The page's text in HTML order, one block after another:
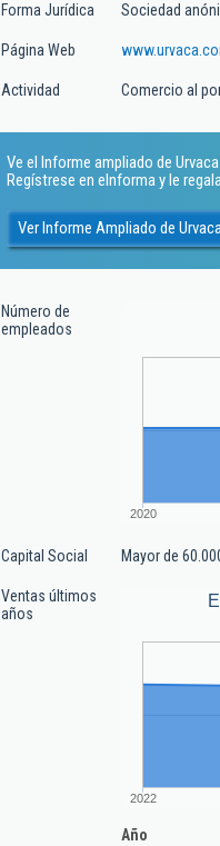
Forma Jurídica Sociedad
Página Web
Actividad Comercio al
Ve el Informe ampliado de
Regístrese en eInforma y le
Ver Informe Ampliado de
Número de
empleados
2020
Capital Social Mayor de
Ventas últimos
años
2022
Año